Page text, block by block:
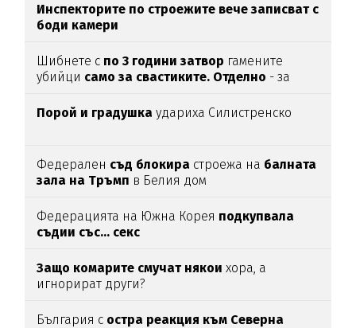
Инспекторите по строежите вече записват с
боди камери
Шибнете с по 3 години затвор гамените
убийци само за свастиките. Отделно - за
Порой и градушка удариха Силистренско
Федерален съд блокира строежа на балната
зала на Тръмп в Белия дом
Федерацията на Южна Корея подкупвала
съдии със... секс
Защо комарите смучат някои хора, а
игнорират други?
България с остра реакция към Северна